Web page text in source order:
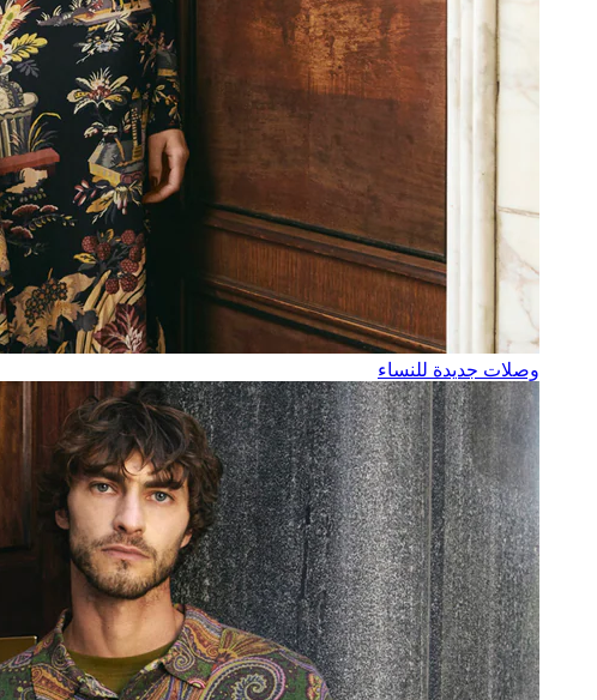
وصلات جديدة للنساء